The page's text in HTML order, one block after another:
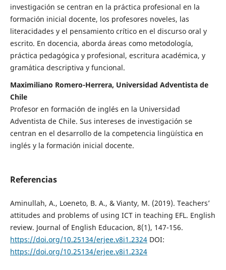
investigación se centran en la práctica profesional en la
formación inicial docente, los profesores noveles, las
literacidades y el pensamiento crítico en el discurso oral y
escrito. En docencia, aborda áreas como metodología,
práctica pedagógica y profesional, escritura académica, y
gramática descriptiva y funcional.
Maximiliano Romero-Herrera, Universidad Adventista de
Chile
Profesor en formación de inglés en la Universidad
Adventista de Chile. Sus intereses de investigación se
centran en el desarrollo de la competencia lingüística en
inglés y la formación inicial docente.
Referencias
Aminullah, A., Loeneto, B. A., & Vianty, M. (2019). Teachers’
attitudes and problems of using ICT in teaching EFL. English
review. Journal of English Educacion, 8(1), 147-156.
https://doi.org/10.25134/erjee.v8i1.2324DOI:
https://doi.org/10.25134/erjee.v8i1.2324